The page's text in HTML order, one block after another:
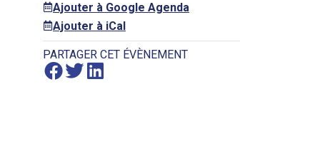
Ajouter à Google Agenda
Ajouter à iCal
PARTAGER CET ÉVÈNEMENT